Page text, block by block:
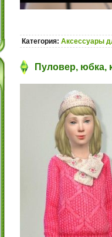
Категория: Аксессуары
Пуловер, юбка,